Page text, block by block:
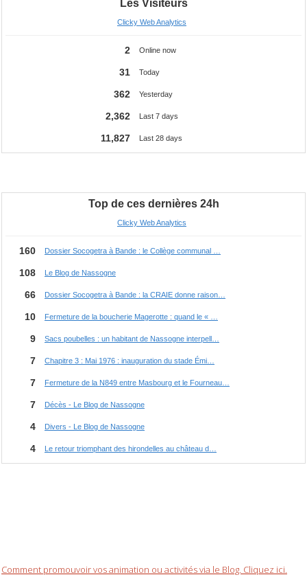
Comment promouvoir vos animation ou activités via le Blog. Cliquez ici.